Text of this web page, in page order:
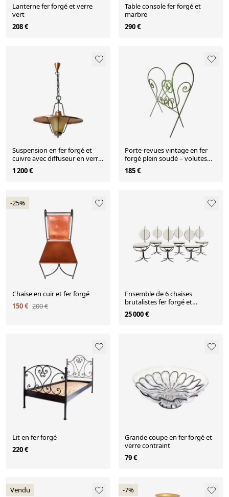
Lanterne fer forgé et verre
vert
208 €
Table console fer forgé et
marbre
290 €
Suspension en fer forgé et
cuivre avec diffuseur en verre
texturé
1 200 €
Porte-revues vintage en fer
forgé plein soudé – volutes
artisanales –
185 €
-25%
Chaise en cuir et fer forgé
150 € 200 €
Ensemble de 6 chaises
brutalistes fer forgé et
alcantara 1990
25 000 €
Lit en fer forgé
220 €
Grande coupe en fer forgé et
verre contraint
79 €
Vendu -7%